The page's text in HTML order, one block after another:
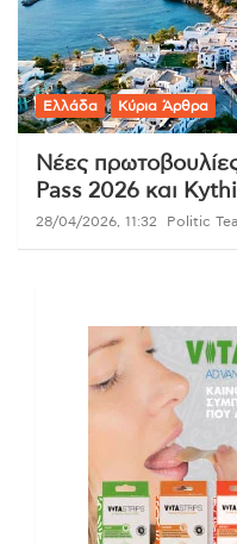
Ελλάδα Κύρια Άρθρα
Νέες
Pass 2026 και
28/04/2026, 11:32 Politic